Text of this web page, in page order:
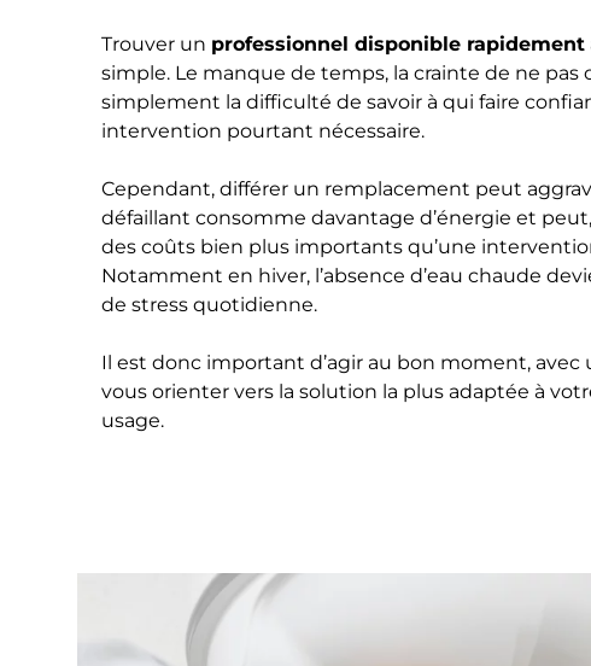
Trouver un professionnel disponible rapidement
simple. Le manque de temps, la crainte de ne pas
simplement la difficulté de savoir à qui faire
intervention pourtant nécessaire.
Cependant, différer un remplacement peut
défaillant consomme davantage d’énergie et
des coûts bien plus importants qu’une
Notamment en hiver, l’absence d’eau chaude
de stress quotidienne.
Il est donc important d’agir au bon moment, avec
vous orienter vers la solution la plus adaptée à
usage.